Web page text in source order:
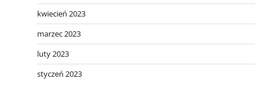
kwiecień 2023
marzec 2023
luty 2023
styczeń 2023